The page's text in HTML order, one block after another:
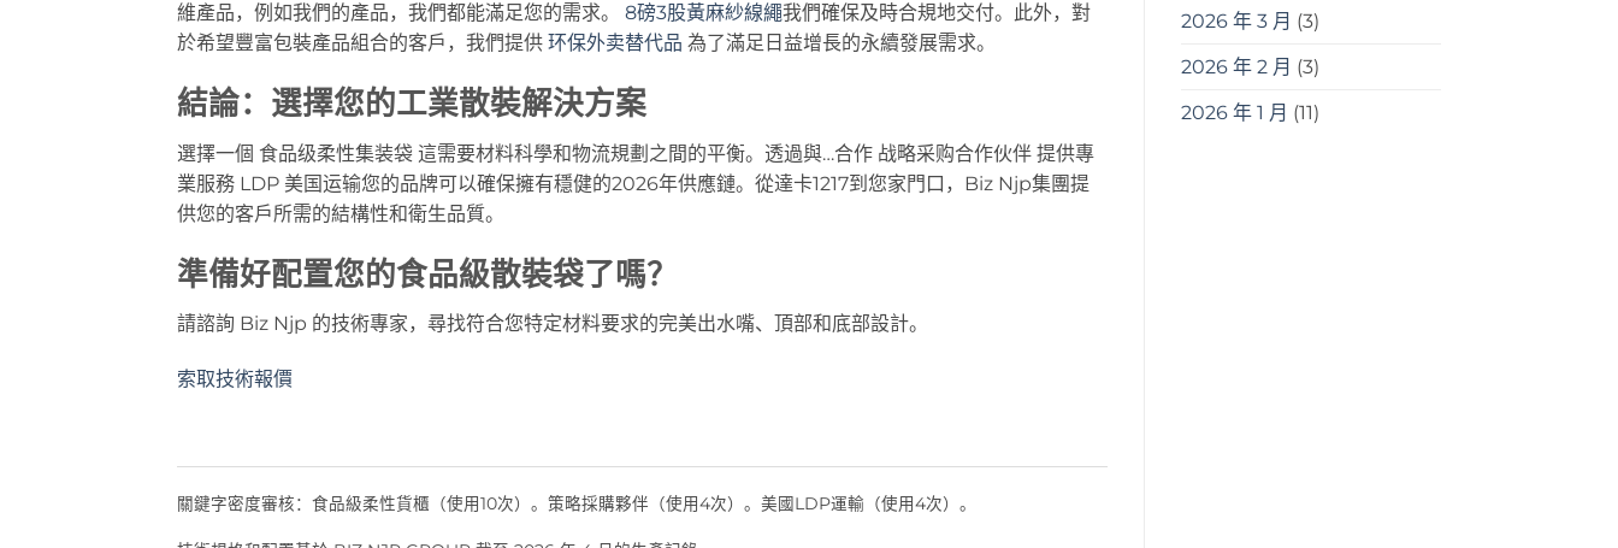
維產品，例如我們的產品，我們都能滿足您的需求。 8磅3股黃麻紗線繩我們確保及時合規地交付。此外，對
於希望豐富包裝產品組合的客戶，我們提供 环保外卖替代品 為了滿足日益增長的永續發展需求。
結論：選擇您的工業散裝解決方案
選擇一個 食品级柔性集装袋 這需要材料科學和物流規劃之間的平衡。透過與…合作 战略采购合作伙伴 提供專
業服務 LDP 美国运输您的品牌可以確保擁有穩健的2026年供應鏈。從達卡1217到您家門口，Biz Njp集團提
供您的客戶所需的結構性和衛生品質。
準備好配置您的食品級散裝袋了嗎？
請諮詢 Biz Njp 的技術專家，尋找符合您特定材料要求的完美出水嘴、頂部和底部設計。
索取技術報價
關鍵字密度審核：食品級柔性貨櫃（使用10次）。策略採購夥伴（使用4次）。美國LDP運輸（使用4次）。
2026 年 3 月 (3)
2026 年 2 月 (3)
2026 年 1 月 (11)